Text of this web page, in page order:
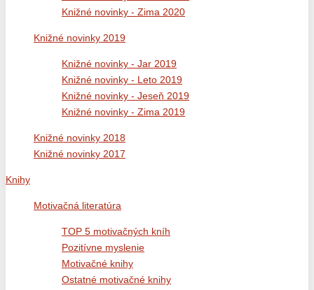
Knižné novinky - Zima 2020
Knižné novinky 2019
Knižné novinky - Jar 2019
Knižné novinky - Leto 2019
Knižné novinky - Jeseň 2019
Knižné novinky - Zima 2019
Knižné novinky 2018
Knižné novinky 2017
Knihy
Motivačná literatúra
TOP 5 motivačných kníh
Pozitívne myslenie
Motivačné knihy
Ostatné motivačné knihy